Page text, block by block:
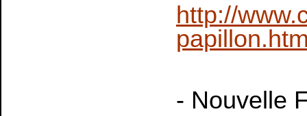
http://
- Nouvelle